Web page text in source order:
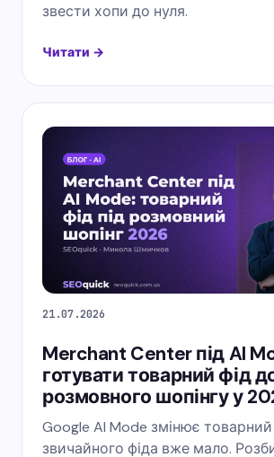
звести хопи до нуля.
Читати →
21.07.2026
Merchant Center під AI
готувати товарний фід
розмовного шопінгу у
Google AI Mode змінює
звичайного фіда вже мало.